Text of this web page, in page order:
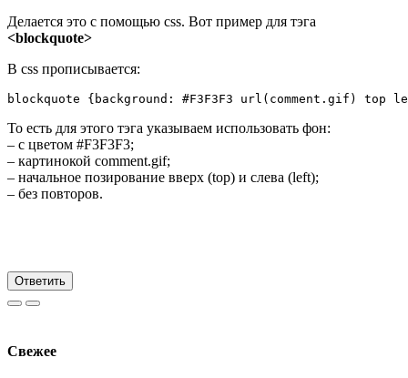
Делается это с помощью css. Вот пример для тэга
<blockquote>
В css прописывается:
blockquote {background: #F3F3F3 url(comment.gif) top
То есть для этого тэга указываем использовать фон:
– с цветом #F3F3F3;
– картинокой comment.gif;
– начальное позирование вверх (top) и слева (left);
– без повторов.
Ответить
Свежее